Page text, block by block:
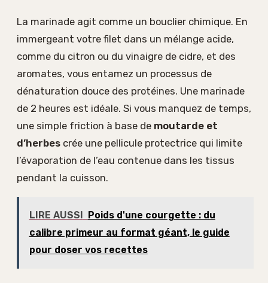
La marinade agit comme un bouclier chimique. En
immergeant votre filet dans un mélange acide,
comme du citron ou du vinaigre de cidre, et des
aromates, vous entamez un processus de
dénaturation douce des protéines. Une marinade
de 2 heures est idéale. Si vous manquez de temps,
une simple friction à base de moutarde et
d’herbes crée une pellicule protectrice qui limite
l’évaporation de l’eau contenue dans les tissus
pendant la cuisson.
LIRE AUSSI
Poids d'une courgette : du
calibre primeur au format géant, le guide
pour doser vos recettes